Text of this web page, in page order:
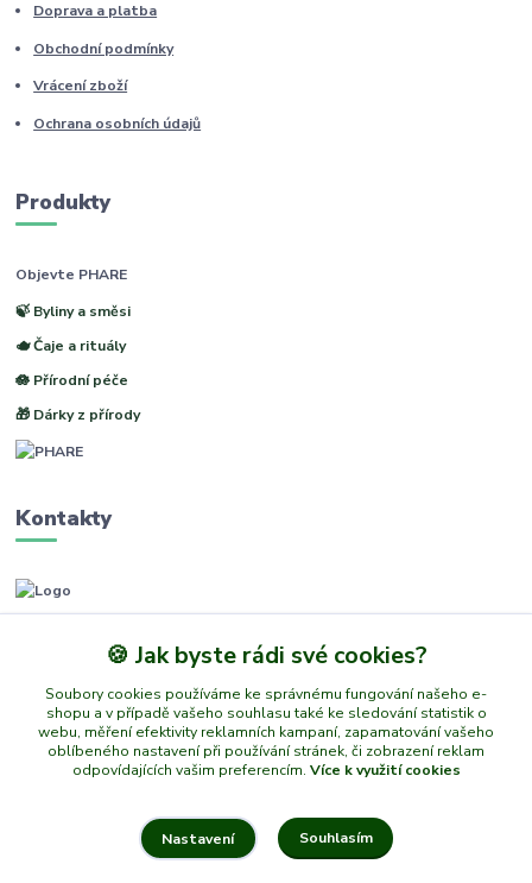
Doprava a platba
Obchodní podmínky
Vrácení zboží
Ochrana osobních údajů
Produkty
Objevte PHARE
🍃 Byliny a směsi
🫖 Čaje a rituály
🪷 Přírodní péče
🎁 Dárky z přírody
Kontakty
(Po-Pá, 8-14 hod.)
info@phare.cz
🍪 Jak byste rádi své cookies?
Soubory cookies používáme ke správnému fungování našeho e-
shopu a v případě vašeho souhlasu také ke sledování statistik o
webu, měření efektivity reklamních kampaní, zapamatování vašeho
oblíbeného nastavení při používání stránek, či zobrazení reklam
odpovídajících vašim preferencím. Více k využití cookies
Nastavení Souhlasím